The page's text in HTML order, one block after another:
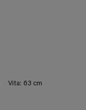
Vita: 63 cm